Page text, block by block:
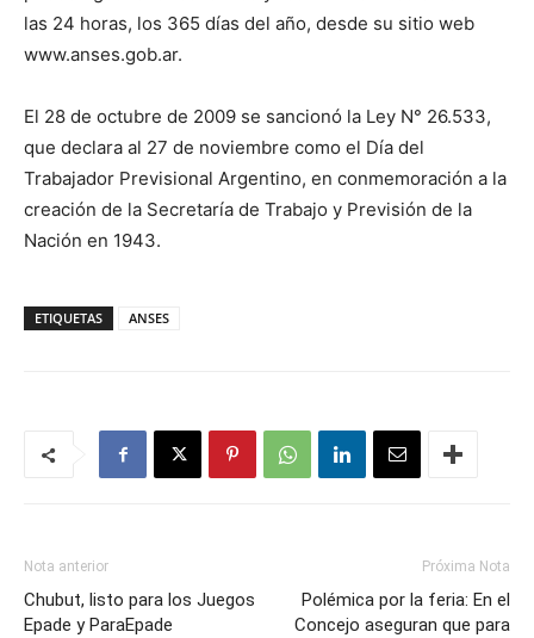
las 24 horas, los 365 días del año, desde su sitio web
www.anses.gob.ar.
El 28 de octubre de 2009 se sancionó la Ley N° 26.533,
que declara al 27 de noviembre como el Día del
Trabajador Previsional Argentino, en conmemoración a la
creación de la Secretaría de Trabajo y Previsión de la
Nación en 1943.
ETIQUETAS ANSES
Nota anterior
Chubut, listo para los Juegos
Epade y ParaEpade
Próxima Nota
Polémica por la feria: En el
Concejo aseguran que para